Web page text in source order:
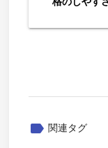
label 関連タグ